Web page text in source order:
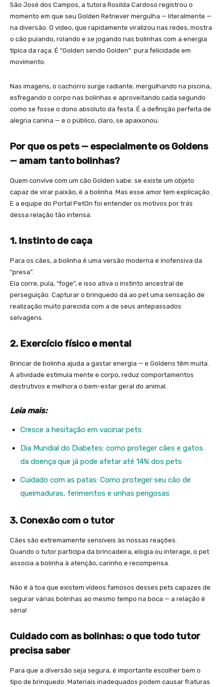
São José dos Campos, a tutora Rosilda Cardoso registrou o
momento em que seu Golden Retriever mergulha — literalmente —
na diversão. O vídeo, que rapidamente viralizou nas redes, mostra
o cão pulando, rolando e se jogando nas bolinhas com a energia
típica da raça. É “Golden sendo Golden”: pura felicidade em
movimento.
Nas imagens, o cachorro surge radiante, mergulhando na piscina,
esfregando o corpo nas bolinhas e aproveitando cada segundo
como se fosse o dono absoluto da festa. É a definição perfeita de
alegria canina — e o público, claro, se apaixonou.
Por que os pets — especialmente os Goldens
— amam tanto bolinhas?
Quem convive com um cão Golden sabe: se existe um objeto
capaz de virar paixão, é a bolinha. Mas esse amor tem explicação.
E a equipe do Portal PetOn foi entender os motivos por trás
dessa relação tão intensa.
1.⁠ ⁠Instinto de caça
Para os cães, a bolinha é uma versão moderna e inofensiva da
“presa”.
Ela corre, pula, “foge”, e isso ativa o instinto ancestral de
perseguição. Capturar o brinquedo dá ao pet uma sensação de
realização muito parecida com a de seus antepassados
selvagens.
2.⁠ ⁠Exercício físico e mental
Brincar de bolinha ajuda a gastar energia — e Goldens têm muita.
A atividade estimula mente e corpo, reduz comportamentos
destrutivos e melhora o bem-estar geral do animal.
Leia mais:
Cresce a hesitação em vacinar pets
Dia Mundial do Diabetes: como proteger cães e gatos
da doença que já pode afetar até 14% dos pets
Cuidado com as patas: Como proteger seu cão de
queimaduras, ferimentos e unhas perigosas
3.⁠ ⁠Conexão com o tutor
Cães são extremamente sensíveis às nossas reações.
Quando o tutor participa da brincadeira, elogia ou interage, o pet
associa a bolinha à atenção, carinho e recompensa.
Não é à toa que existem vídeos famosos desses pets capazes de
segurar várias bolinhas ao mesmo tempo na boca — a relação é
séria!
Cuidado com as bolinhas: o que todo tutor
precisa saber
Para que a diversão seja segura, é importante escolher bem o
tipo de brinquedo. Materiais inadequados podem causar fraturas